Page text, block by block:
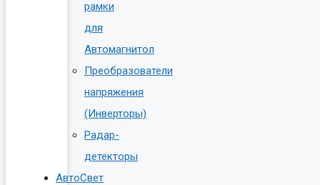
рамки
для
Автомагнитол
Преобразователи
напряжения
(Инверторы)
Радар-
детекторы
АвтоСвет